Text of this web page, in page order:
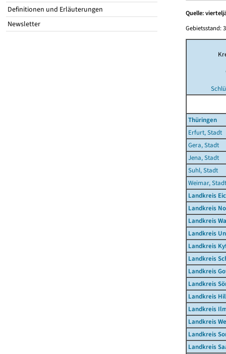
Definitionen und Erläuterungen
Newsletter
Quelle:
Gebietsstand:
Thüringen
Erfurt, Stadt
Gera, Stadt
Jena, Stadt
Suhl, Stadt
Weimar, Stadt
Landkreis
Landkreis
Landkreis
Landkreis
Landkreis
Landkreis
Landkreis
Landkreis
Landkreis
Landkreis
Landkreis
Landkreis
Landkreis